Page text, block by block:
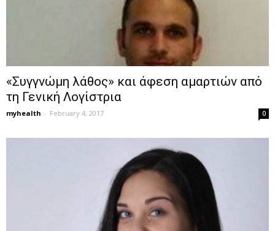
«Συγγνώμη λάθος» και άφεση αμαρτιών από
τη Γενική Λογίστρια
myhealth - February 4, 2017 0